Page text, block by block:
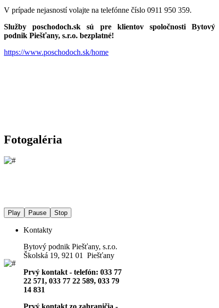
V prípade nejasností volajte na telefónne číslo 0911 950 359.
Služby poschodoch.sk sú pre klientov spoločnosti Bytový
podnik Piešťany, s.r.o. bezplatné!
https://www.poschodoch.sk/home
Fotogaléria
Play Pause Stop
Kontakty
Bytový podnik Piešťany, s.r.o.
Školská 19, 921 01 Piešťany
Prvý kontakt - telefón: 033 77
22 571, 033 77 22 589, 033 79
14 831
Prvý kontakt zo zahraničia -